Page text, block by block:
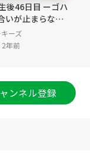
46日目 ーゴハ
いが止まらない
ーズ
2年前
ンネル登録